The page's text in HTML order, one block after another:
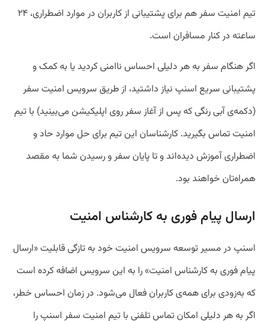
تیم امنیت سفر هم برای پشتیبانی از کاربران در موارد اضطراری، ۲۴
ساعته در کنار مسافران است.
اگر هنگام سفر به هر دلیلی احساس ناامنی کردید یا به کمک و
پشتیبانی سریع اسنپ نیاز داشتید، از طریق سرویس امنیت سفر
(دکمه‌ی آبی رنگی که پس از آغاز سفر روی اپلیکیشن می‌بینید) با تیم
امنیت تماس بگیرید. کارشناسان این تیم برای حل موارد حاد و
اضطراری آموزش دیده‌اند و تا پایان سفر و رسیدن شما به مقصد
همراه‌تان خواهند بود.
ارسال پیام فوری به کارشناس امنیت
اسنپ در مسیر توسعه سرویس امنیت خود به تازگی قابلیت «ارسال
پیام فوری به کارشناس امنیت» را به این سرویس اضافه کرده است
که به‌زودی برای همه‌ی کاربران فعال می‌شود. در زمان احساس خطر،
اگر به هر دلیلی امکان تماس تلفنی با تیم امنیت سفر اسنپ را